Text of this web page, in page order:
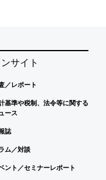
サイト
／レポート
基準や税制、法令等に関する
ース
誌
ム／対談
ント／セミナーレポート